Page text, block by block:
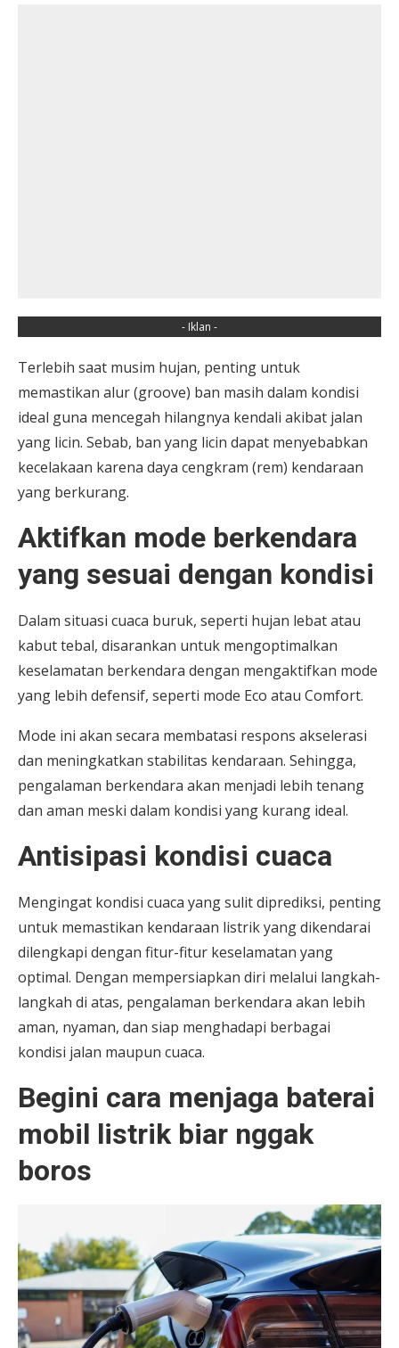
- Iklan -
Terlebih saat musim hujan, penting untuk
memastikan alur (groove) ban masih dalam kondisi
ideal guna mencegah hilangnya kendali akibat jalan
yang licin. Sebab, ban yang licin dapat menyebabkan
kecelakaan karena daya cengkram (rem) kendaraan
yang berkurang.
Aktifkan mode berkendara
yang sesuai dengan kondisi
Dalam situasi cuaca buruk, seperti hujan lebat atau
kabut tebal, disarankan untuk mengoptimalkan
keselamatan berkendara dengan mengaktifkan mode
yang lebih defensif, seperti mode Eco atau Comfort.
Mode ini akan secara membatasi respons akselerasi
dan meningkatkan stabilitas kendaraan. Sehingga,
pengalaman berkendara akan menjadi lebih tenang
dan aman meski dalam kondisi yang kurang ideal.
Antisipasi kondisi cuaca
Mengingat kondisi cuaca yang sulit diprediksi, penting
untuk memastikan kendaraan listrik yang dikendarai
dilengkapi dengan fitur-fitur keselamatan yang
optimal. Dengan mempersiapkan diri melalui langkah-
langkah di atas, pengalaman berkendara akan lebih
aman, nyaman, dan siap menghadapi berbagai
kondisi jalan maupun cuaca.
Begini cara menjaga baterai
mobil listrik biar nggak
boros